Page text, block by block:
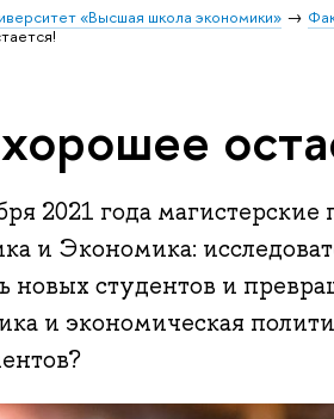
«Высшая школа экономики»
2021 года
и Экономика:
новых студентов и
и экономическая